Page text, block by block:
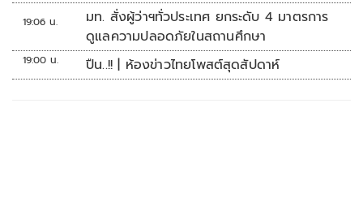
19:06 น.
มท. สั่งผู้ว่าฯทั่วประเทศ ยกระดับ 4 มาตรการ
ดูแลความปลอดภัยในสถานศึกษา
19:00 น. ปืน..!! | ห้องข่าวไทยโพสต์สุดสัปดาห์